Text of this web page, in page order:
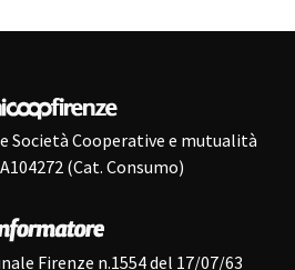
Società Cooperative e mutualità
(Cat. Consumo)
Firenze n.1554 del 17/07/63